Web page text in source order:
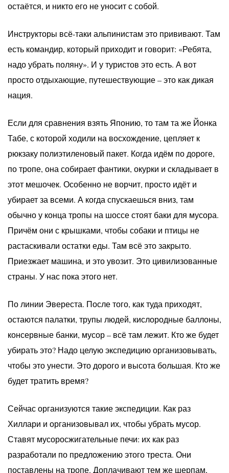
остаётся, и никто его не уносит с собой.
Инструкторы всё-таки альпинистам это прививают. Там
есть командир, который приходит и говорит: «Ребята,
надо убрать поляну». И у туристов это есть. А вот
просто отдыхающие, путешествующие – это как дикая
нация.
Если для сравнения взять Японию, то там та же Йонка
Табе, с которой ходили на восхождение, цепляет к
рюкзаку полиэтиленовый пакет. Когда идём по дороге,
по тропе, она собирает фантики, окурки и складывает в
этот мешочек. Особенно не ворчит, просто идёт и
убирает за всеми. А когда спускаешься вниз, там
обычно у конца тропы на шоссе стоят баки для мусора.
Причём они с крышками, чтобы собаки и птицы не
растаскивали остатки еды. Там всё это закрыто.
Приезжает машина, и это увозит. Это цивилизованные
страны. У нас пока этого нет.
По линии Эвереста. После того, как туда приходят,
остаются палатки, трупы людей, кислородные баллоны,
консервные банки, мусор – всё там лежит. Кто же будет
убирать это? Надо целую экспедицию организовывать,
чтобы это унести. Это дорого и высота большая. Кто же
будет тратить время?
Сейчас организуются такие экспедиции. Как раз
Хиллари и организовывал их, чтобы убрать мусор.
Ставят мусоросжигательные печи: их как раз
разработали по предложению этого треста. Они
поставлены на тропе. Доплачивают тем же шерпам,